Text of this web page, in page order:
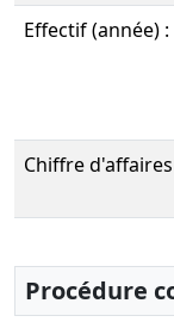
Effectif (année) :
Chiffre
Procédure